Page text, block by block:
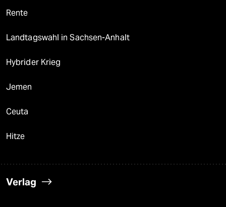
Rente
Landtagswahl in Sachsen-Anhalt
Hybrider Krieg
Jemen
Ceuta
Hitze
Verlag